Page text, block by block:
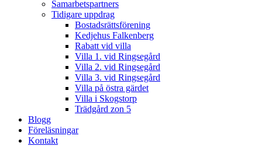
Samarbetspartners
Tidigare uppdrag
Bostadsrättsförening
Kedjehus Falkenberg
Rabatt vid villa
Villa 1. vid Ringsegård
Villa 2. vid Ringsegård
Villa 3. vid Ringsegård
Villa på östra gärdet
Villa i Skogstorp
Trädgård zon 5
Blogg
Föreläsningar
Kontakt